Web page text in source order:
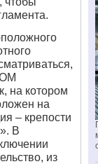
на котором
на
– крепости
В
из